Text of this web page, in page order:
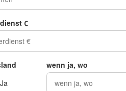
€
Ja
wenn ja, wo